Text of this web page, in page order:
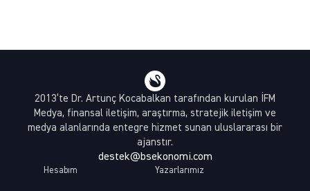
2013’te Dr. Artunç Kocabalkan tarafından kurulan İFM
Medya, finansal iletişim, araştırma, stratejik iletişim ve
medya alanlarında entegre hizmet sunan uluslararası bir
ajanstır.
destek@bsekonomi.com
Hesabım Yazarlarımız